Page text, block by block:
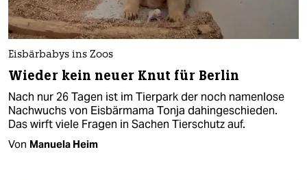
Eisbärbabys ins Zoos
Wieder kein neuer Knut für Berlin
Nach nur 26 Tagen ist im Tierpark der noch namenlose
Nachwuchs von Eisbärmama Tonja dahingeschieden.
Das wirft viele Fragen in Sachen Tierschutz auf.
Von Manuela Heim